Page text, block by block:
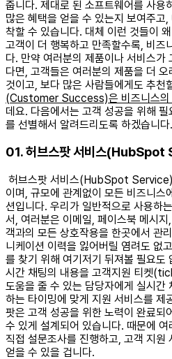
줍니다. 제대로 된 소프트웨어를 사용
많은 혜택을 얻을 수 있는지 보여주고
착할 수 있습니다. 대체 이런 것들이
고객이 더 행복하고 만족할수록, 비즈
다. 만약 여러분의 제품이나 서비스가
다면, 고객들은 여러분의 제품을 더
것이고, 보다 많은 사람들에게도 추천
(Customer Success)은 비즈니스의
데요. 다음에서는 고객 성공을 위해
를 선별해서 알려드리도록 하겠습니다. ​
01. 허브스팟 서비스
허브스팟 서비스(HubSpot
이며, 규모에 관계없이 모든 비즈니스
션입니다. 우리가 일반적으로 사용하
서, 여러분은 이메일, 페이스북 메시
객과의 모든 상호작용을 한곳에서 관
니케이션 이력을 잃어버릴 염려도 없
를 찾기 위해 여기저기 뒤져볼 필요도
시간 채팅의 내용을 고객지원 티켓
도움을 줄 수 있는 담당자에게 실시간
하는 타이밍에 맞게 지원 서비스를 제
팟은 고객 성공을 위한 노력이 완료되
수 있게 설계되어 있습니다. 때문에
직접 설문조사를 진행하고, 고객 지원
얻을 수 있을 겁니다. ​